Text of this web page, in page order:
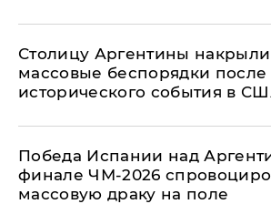
Столицу Аргентины накрыли
массовые беспорядки после
исторического события в
Победа Испании над
финале ЧМ-2026
массовую драку на поле